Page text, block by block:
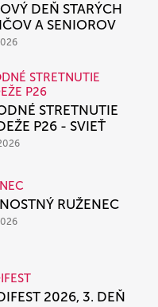
DEŇ STARÝCH
A SENIOROV
STRETNUTIE
P26
STRETNUTIE
P26 - SVIEŤ
RUŽENEC
2026, 3. DEŇ